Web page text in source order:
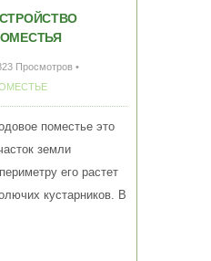
Просмотров •
поместье это
земли
его растет
кустарников. В